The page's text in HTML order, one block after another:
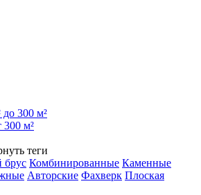
300 м²
300 м²
теги
брус Комбинированные Каменные
Авторские Фахверк Плоская